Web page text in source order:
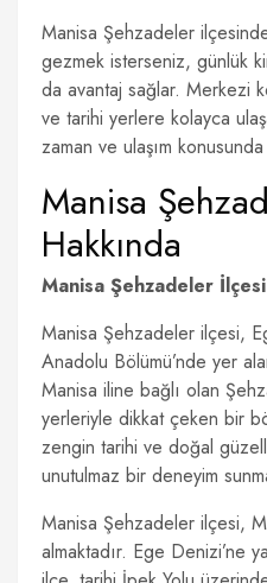
Manisa Şehzadeler
gezmek isterseniz, günlük
da avantaj sağlar. Merkezi
ve tarihi yerlere kolayca
zaman ve ulaşım
Manisa
Hakkında
Manisa Şehzadeler
Manisa Şehzadeler ilçesi,
Anadolu Bölümü’nde yer
Manisa iline bağlı olan
yerleriyle dikkat çeken bir
zengin tarihi ve doğal
unutulmaz bir deneyim
Manisa Şehzadeler ilçesi,
almaktadır. Ege Denizi’ne